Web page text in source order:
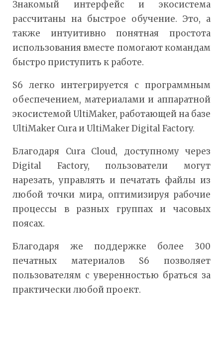
Знакомый интерфейс и экосистема
рассчитаны на быстрое обучение. Это, а
также интуитивно понятная простота
использования вместе помогают командам
быстро приступить к работе.
S6 легко интегрируется с программным
обеспечением, материалами и аппаратной
экосистемой UltiMaker, работающей на базе
UltiMaker Cura и UltiMaker Digital Factory.
Благодаря Cura Cloud, доступному через
Digital Factory, пользователи могут
нарезать, управлять и печатать файлы из
любой точки мира, оптимизируя рабочие
процессы в разных группах и часовых
поясах.
Благодаря же поддержке более 300
печатных материалов S6 позволяет
пользователям с уверенностью браться за
практически любой проект.